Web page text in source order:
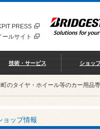
PRESS
ルサイト
技術・サービス ショッ
のタイヤ・ホイール等のカー用品専
ョップ情報